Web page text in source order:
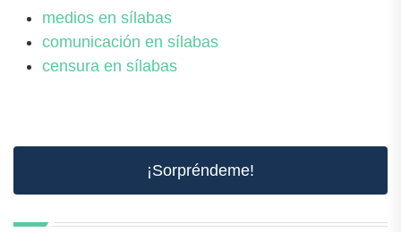
medios en sílabas
comunicación en sílabas
censura en sílabas
¡Sorpréndeme!